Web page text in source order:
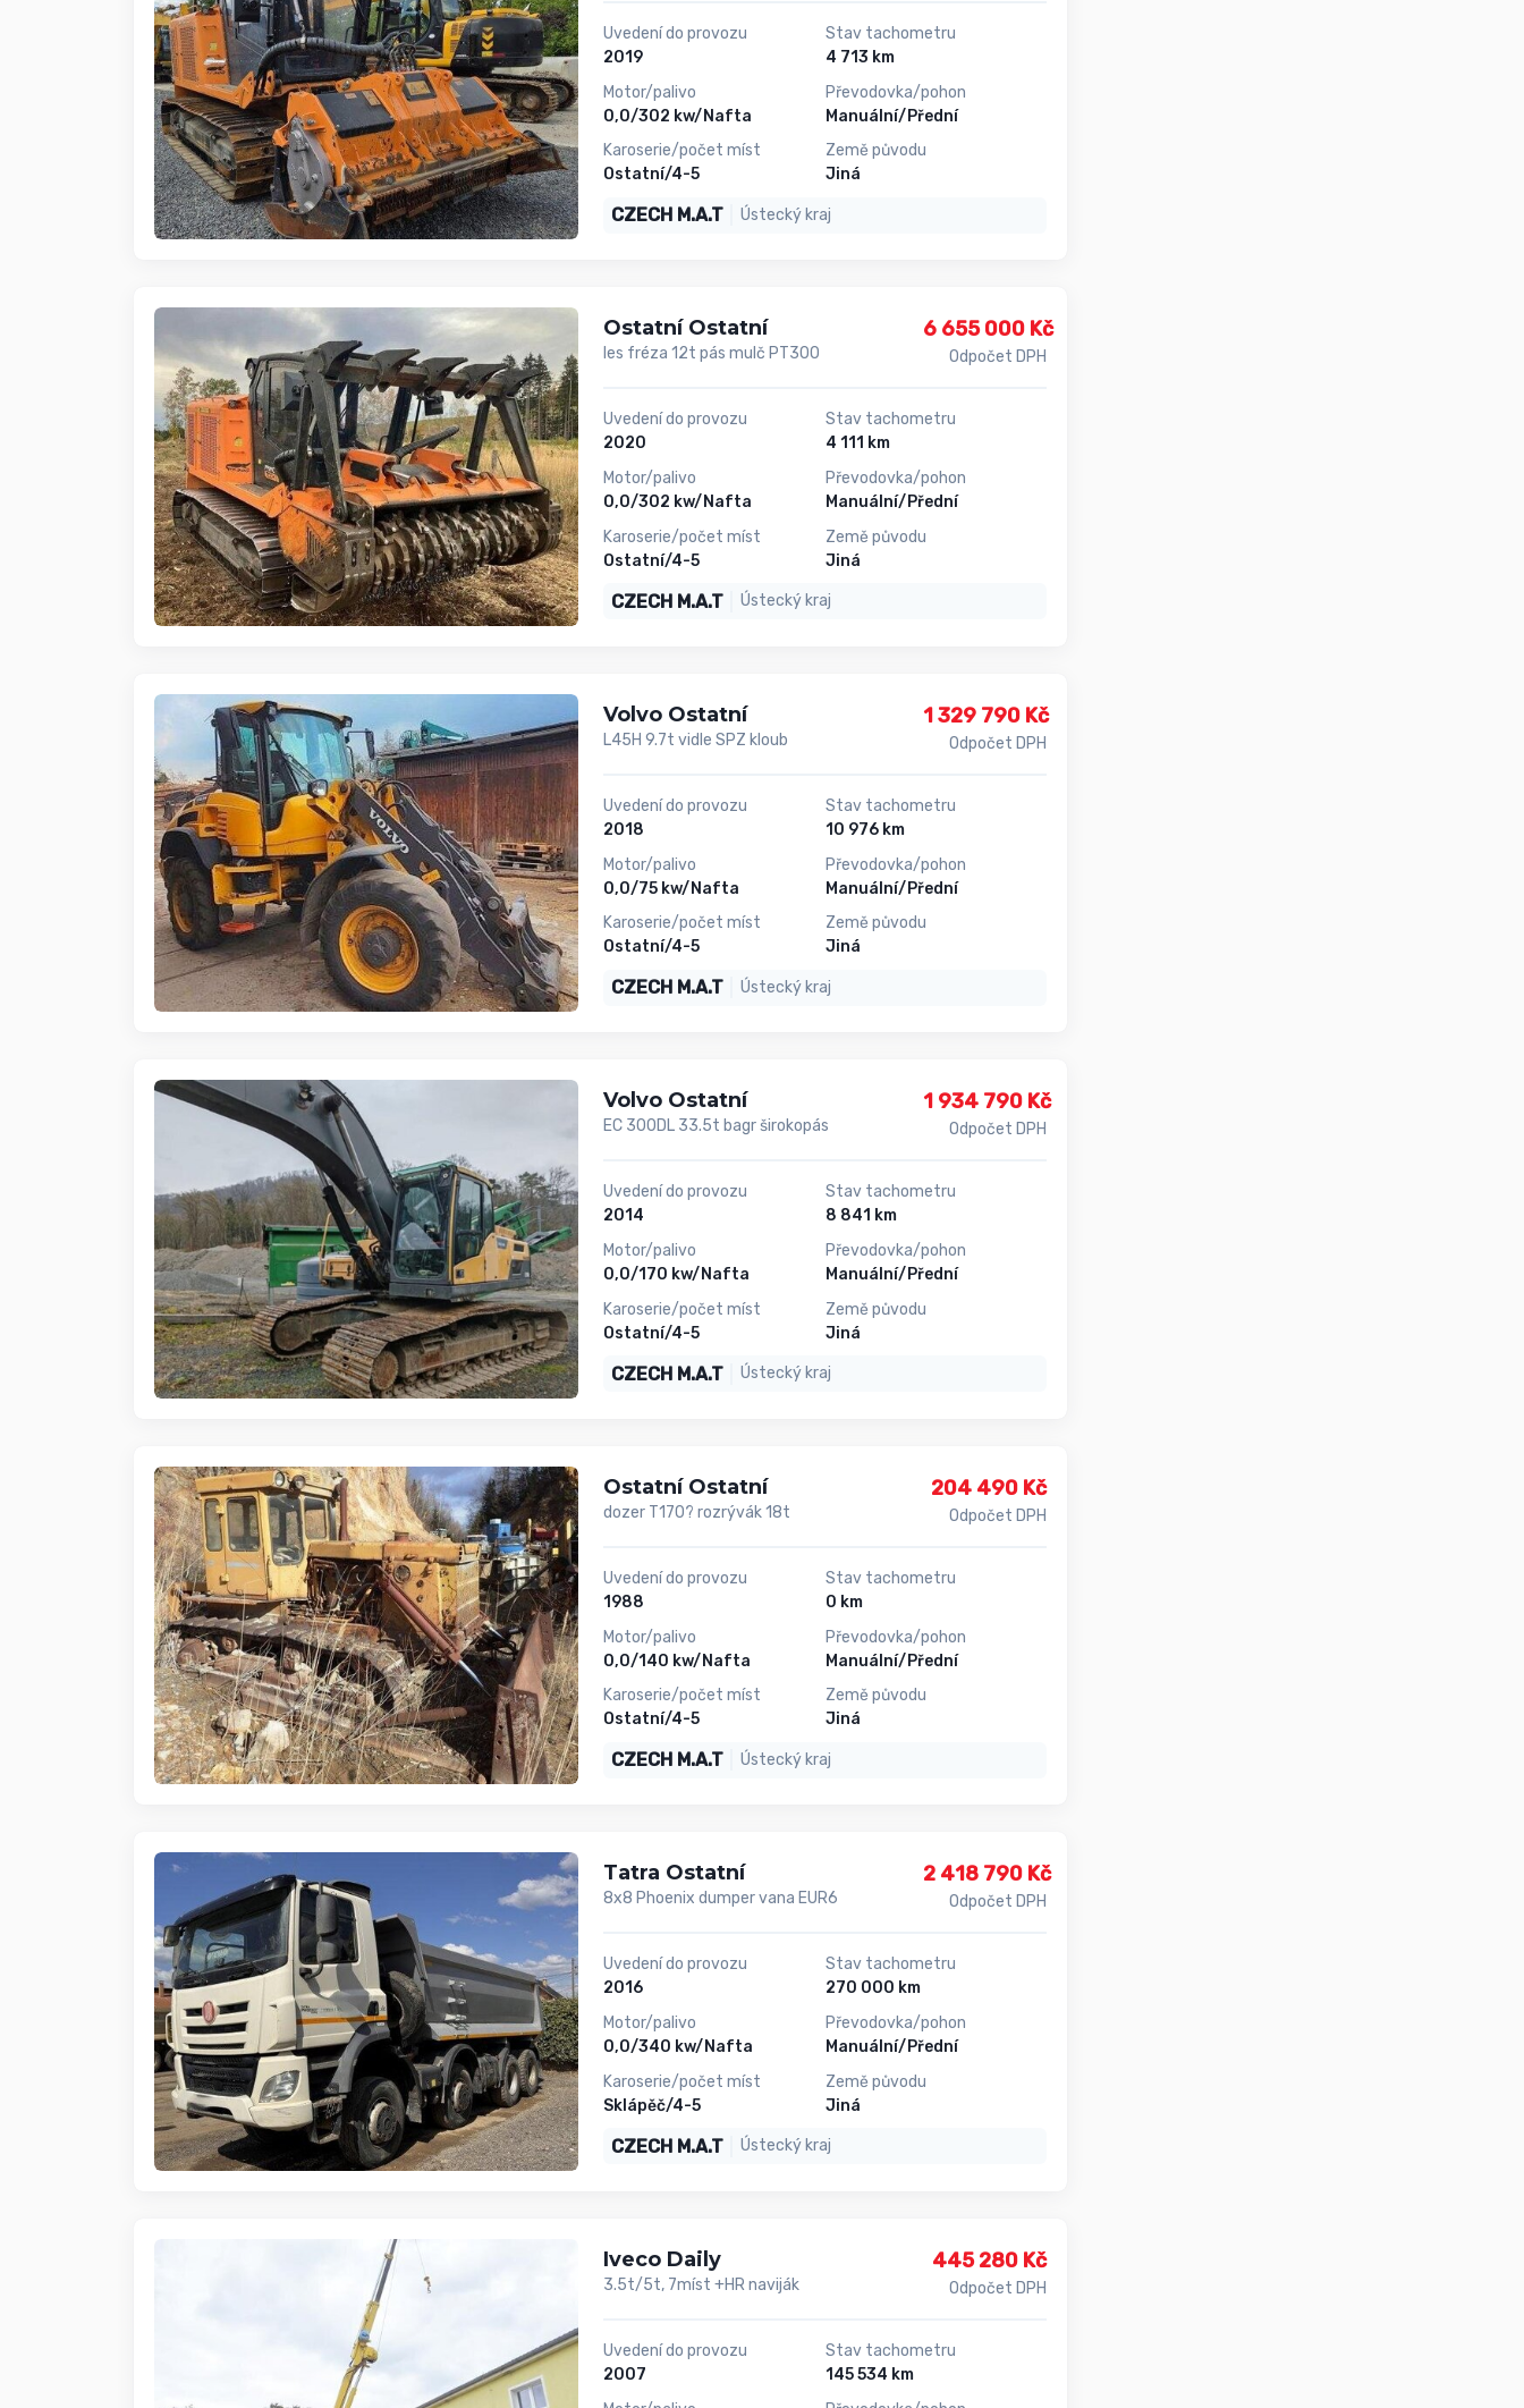
Uvedení do provozu
2019
Motor/palivo
0,0/302 kw/Nafta
Karoserie/počet míst
Ostatní/4-5
Stav tachometru
4 713 km
Převodovka/pohon
Manuální/Přední
Země původu
Jiná
CZECH M.A.T Ústecký kraj
Ostatní Ostatní
les fréza 12t pás mulč PT300
6 655 000 Kč
Odpočet DPH
Uvedení do provozu
2020
Motor/palivo
0,0/302 kw/Nafta
Karoserie/počet míst
Ostatní/4-5
Stav tachometru
4 111 km
Převodovka/pohon
Manuální/Přední
Země původu
Jiná
CZECH M.A.T Ústecký kraj
Volvo Ostatní
L45H 9.7t vidle SPZ kloub
1 329 790 Kč
Odpočet DPH
Uvedení do provozu
2018
Motor/palivo
0,0/75 kw/Nafta
Karoserie/počet míst
Ostatní/4-5
Stav tachometru
10 976 km
Převodovka/pohon
Manuální/Přední
Země původu
Jiná
CZECH M.A.T Ústecký kraj
Volvo Ostatní
EC 300DL 33.5t bagr širokopás
1 934 790 Kč
Odpočet DPH
Uvedení do provozu
2014
Motor/palivo
0,0/170 kw/Nafta
Karoserie/počet míst
Ostatní/4-5
Stav tachometru
8 841 km
Převodovka/pohon
Manuální/Přední
Země původu
Jiná
CZECH M.A.T Ústecký kraj
Ostatní Ostatní
dozer T170? rozrývák 18t
204 490 Kč
Odpočet DPH
Uvedení do provozu
1988
Motor/palivo
0,0/140 kw/Nafta
Karoserie/počet míst
Ostatní/4-5
Stav tachometru
0 km
Převodovka/pohon
Manuální/Přední
Země původu
Jiná
CZECH M.A.T Ústecký kraj
Tatra Ostatní
8x8 Phoenix dumper vana EUR6
2 418 790 Kč
Odpočet DPH
Uvedení do provozu
2016
Motor/palivo
0,0/340 kw/Nafta
Karoserie/počet míst
Sklápěč/4-5
Stav tachometru
270 000 km
Převodovka/pohon
Manuální/Přední
Země původu
Jiná
CZECH M.A.T Ústecký kraj
Iveco Daily
3.5t/5t, 7míst +HR naviják
445 280 Kč
Odpočet DPH
Uvedení do provozu
2007
Stav tachometru
145 534 km